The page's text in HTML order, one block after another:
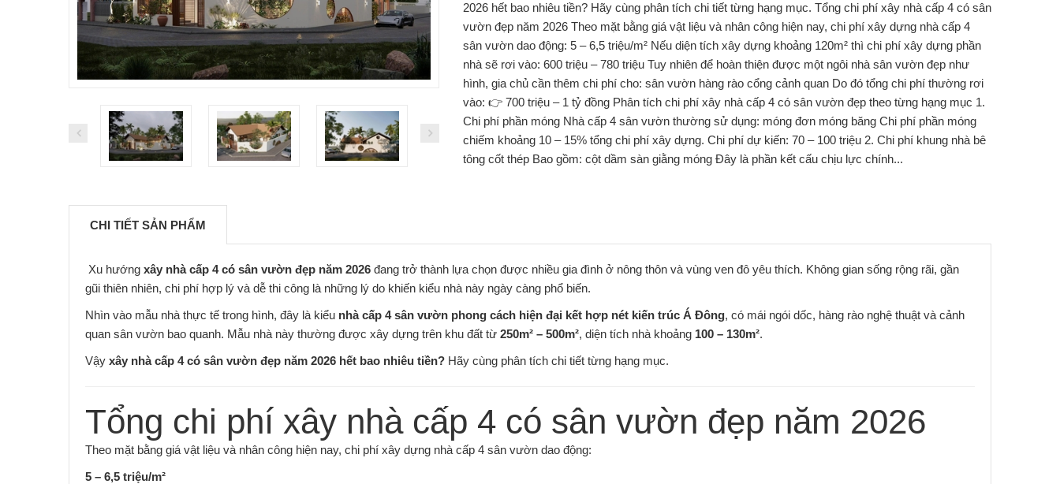
2026 hết bao nhiêu tiền? Hãy cùng phân tích chi tiết từng hạng mục. Tổng chi phí xây nhà cấp 4 có sân
vườn đẹp năm 2026 Theo mặt bằng giá vật liệu và nhân công hiện nay, chi phí xây dựng nhà cấp 4
sân vườn dao động: 5 – 6,5 triệu/m² Nếu diện tích xây dựng khoảng 120m² thì chi phí xây dựng phần
nhà sẽ rơi vào: 600 triệu – 780 triệu Tuy nhiên để hoàn thiện được một ngôi nhà sân vườn đẹp như
hình, gia chủ cần thêm chi phí cho: sân vườn hàng rào cổng cảnh quan Do đó tổng chi phí thường rơi
vào: 👉 700 triệu – 1 tỷ đồng Phân tích chi phí xây nhà cấp 4 có sân vườn đẹp theo từng hạng mục 1.
Chi phí phần móng Nhà cấp 4 sân vườn thường sử dụng: móng đơn móng băng Chi phí phần móng
chiếm khoảng 10 – 15% tổng chi phí xây dựng. Chi phí dự kiến: 70 – 100 triệu 2. Chi phí khung nhà bê
tông cốt thép Bao gồm: cột dầm sàn giằng móng Đây là phần kết cấu chịu lực chính...
CHI TIẾT SẢN PHẨM
Xu hướng xây nhà cấp 4 có sân vườn đẹp năm 2026 đang trở thành lựa chọn được nhiều gia đình ở nông thôn và vùng ven đô yêu thích. Không gian sống rộng rãi, gần
gũi thiên nhiên, chi phí hợp lý và dễ thi công là những lý do khiến kiểu nhà này ngày càng phổ biến.
Nhìn vào mẫu nhà thực tế trong hình, đây là kiểu nhà cấp 4 sân vườn phong cách hiện đại kết hợp nét kiến trúc Á Đông, có mái ngói dốc, hàng rào nghệ thuật và cảnh
quan sân vườn bao quanh. Mẫu nhà này thường được xây dựng trên khu đất từ 250m² – 500m², diện tích nhà khoảng 100 – 130m².
Vậy xây nhà cấp 4 có sân vườn đẹp năm 2026 hết bao nhiêu tiền? Hãy cùng phân tích chi tiết từng hạng mục.
Tổng chi phí xây nhà cấp 4 có sân vườn đẹp năm 2026
Theo mặt bằng giá vật liệu và nhân công hiện nay, chi phí xây dựng nhà cấp 4 sân vườn dao động:
5 – 6,5 triệu/m²